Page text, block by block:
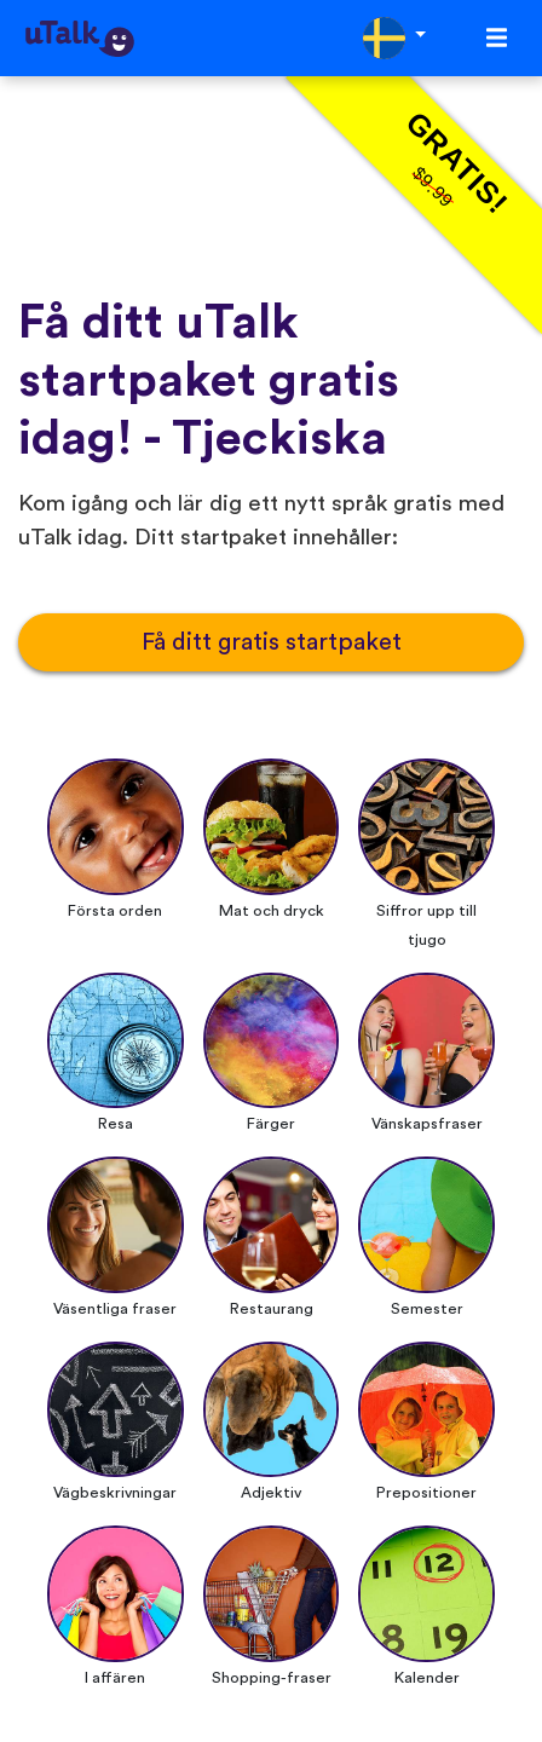
GRATIS!
$9.99
Få ditt uTalk
startpaket gratis
idag! - Tjeckiska
Kom igång och lär dig ett nytt språk gratis med
uTalk idag. Ditt startpaket innehåller:
Få ditt gratis startpaket
Första orden Mat och dryck
Siffror upp till
tjugo
Resa Färger Vänskapsfraser
Väsentliga fraser Restaurang Semester
Vägbeskrivningar Adjektiv Prepositioner
I affären Shopping-fraser Kalender